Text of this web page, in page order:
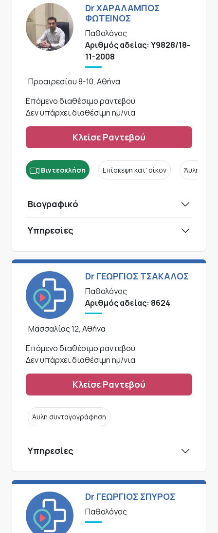
Dr ΧΑΡΑΛΑΜΠΟΣ
ΦΩΤΕΙΝΟΣ
Παθολόγος
Αριθμός αδείας: Υ9828/18-
11-2008
Προαιρεσίου 8-10, Αθήνα
Επόμενο διαθέσιμο ραντεβού
Δεν υπάρχει διαθέσιμη ημ/νια
Κλείσε Ραντεβού
Βιντεοκλήση Επίσκεψη κατ' οίκον Άυλη
Βιογραφικό
Υπηρεσίες
Dr ΓΕΩΡΓΙΟΣ ΤΣΑΚΑΛΟΣ
Παθολόγος
Αριθμός αδείας: 8624
Μασσαλίας 12, Αθήνα
Επόμενο διαθέσιμο ραντεβού
Δεν υπάρχει διαθέσιμη ημ/νια
Κλείσε Ραντεβού
Άυλη συνταγογράφηση
Υπηρεσίες
Dr ΓΕΩΡΓΙΟΣ ΣΠΥΡΟΣ
Παθολόγος